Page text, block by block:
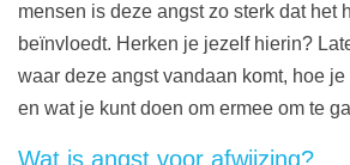
mensen is deze angst zo sterk dat het
beïnvloedt. Herken je jezelf hierin?
waar deze angst vandaan komt, hoe
en wat je kunt doen om ermee om te
Wat is angst voor afwijzing?